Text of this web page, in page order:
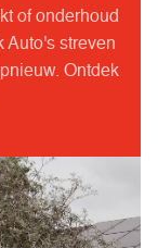
of onderhoud
Auto's streven
Ontdek